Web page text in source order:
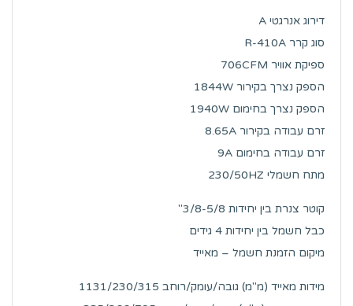
דירוג אנרגטי A
סוג קרר R-410A
ספיקת אוויר 706CFM
הספק נצרך בקירור 1844W
הספק נצרך בחימום 1940W
זרם עבודה בקירור 8.65A
זרם עבודה בחימום 9A
מתח חשמלי 230/50HZ
קוטר צנרת בין יחידות 3/8-5/8"
כבל חשמל בין יחידות 4 גידים
מיקום הזמנת חשמל – מאייד
מידות מאייד (מ"מ) גובה/עומק/רוחב 1131/230/315